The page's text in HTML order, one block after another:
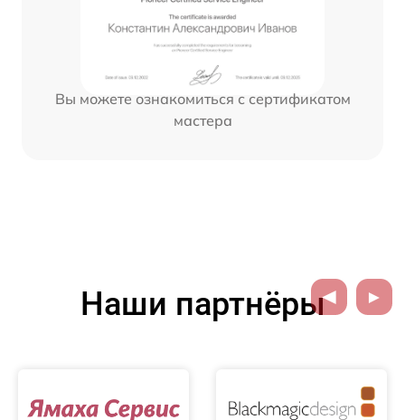
Вы можете ознакомиться с сертификатом
мастера
Наши партнёры